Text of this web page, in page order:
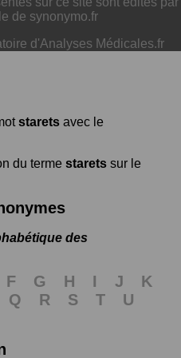
de synonymo.fr
d'Analyses Médicales.fr
starets avec le
du terme starets sur le
des
F G H I J
K
Q R S T
U